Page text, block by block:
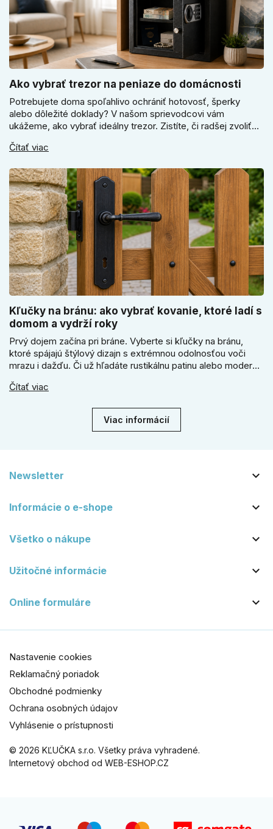
Ako vybrať trezor na peniaze do domácnosti
Potrebujete doma spoľahlivo ochrániť hotovosť, šperky
alebo dôležité doklady? V našom sprievodcovi vám
ukážeme, ako vybrať ideálny trezor. Zistíte, či radšej zvoliť
kľúčové jeho správne ukotvenie.
Čítať viac
Kľučky na bránu: ako vybrať kovanie, ktoré ladí s
domom a vydrží roky
Prvý dojem začína pri bráne. Vyberte si kľučky na bránu,
ktoré spájajú štýlový dizajn s extrémnou odolnosťou voči
mrazu i dažďu. Či už hľadáte rustikálnu patinu alebo moderné
vydrží roky. Zabezpečte svoj vstup kvalitou, ktorá prežije
Čítať viac
Viac informácií
Newsletter 
Informácie o e-shope 
Všetko o nákupe 
Užitočné informácie 
Online formuláre 
© 2026 KĽUČKA s.r.o. Všetky práva vyhradené.
Internetový obchod od WEB-ESHOP.CZ
Nastavenie cookies
Reklamačný poriadok
Obchodné podmienky
Ochrana osobných údajov
Vyhlásenie o prístupnosti